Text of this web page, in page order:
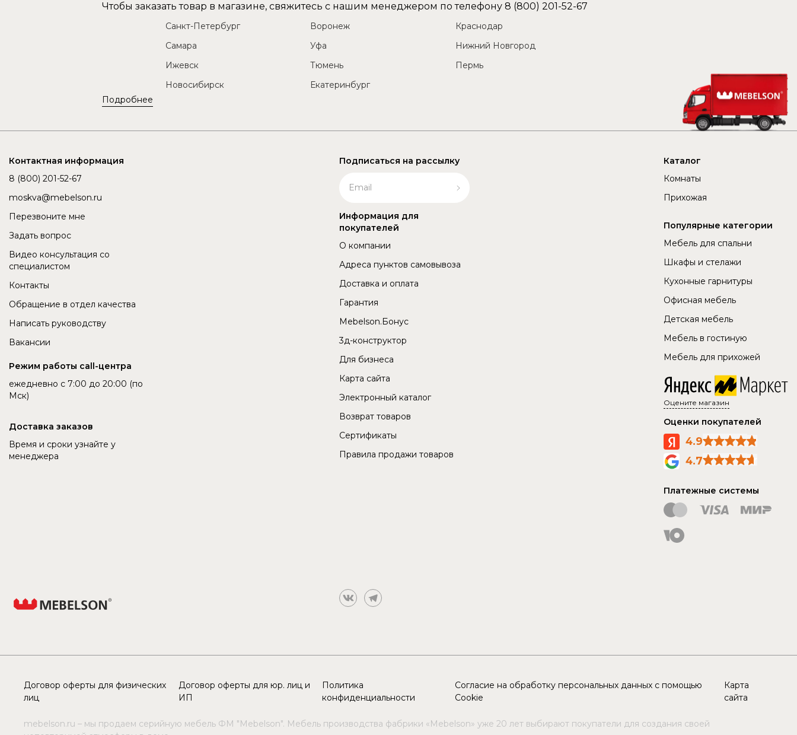
Чтобы заказать товар в магазине, свяжитесь с нашим менеджером по телефону 8 (800) 201-52-67
Подробнее
Санкт-Петербург Воронеж
Краснодар
Самара
Уфа
Нижний Новгород
Ижевск
Тюмень
Пермь
Новосибирск
Екатеринбург
Контактная информация
8 (800) 201-52-67
moskva@mebelson.ru
Перезвоните мне
Задать вопрос
Видео консультация со
специалистом
Контакты
Обращение в отдел качества
Написать руководству
Вакансии
Режим работы call-центра
ежедневно с 7:00 до 20:00 (по
Мск)
Доставка заказов
Время и сроки узнайте у
менеджера
Подписаться на рассылку
Информация для
покупателей
О компании
Адреса пунктов самовывоза
Доставка и оплата
Гарантия
Mebelson.Бонус
3д-конструктор
Для бизнеса
Карта сайта
Электронный каталог
Возврат товаров
Сертификаты
Правила продажи товаров
Каталог
Комнаты
Прихожая
Популярные категории
Мебель для спальни
Шкафы и стелажи
Кухонные гарнитуры
Офисная мебель
Детская мебель
Мебель в гостиную
Мебель для прихожей
Оцените магазин
Оценки покупателей
4.9
4.7
Платежные системы
Договор оферты для физических
лиц
Договор оферты для юр. лиц и
ИП
Политика
конфиденциальности
Согласие на обработку персональных данных с помощью
Cookie
Карта
сайта
mebelson.ru – мы продаем серийную мебель ФМ "Mebelson". Мебель производства фабрики «Mebelson» уже 20 лет выбирают покупатели для создания своей